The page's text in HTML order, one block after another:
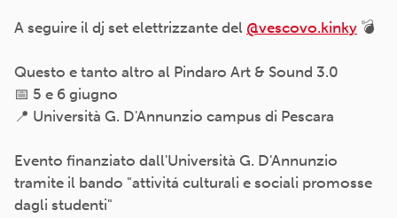
A seguire il dj set elettrizzante del @vescovo.kinky 💣
Questo e tanto altro al Pindaro Art & Sound 3.0
📅 5 e 6 giugno
📍 Università G. D'Annunzio campus di Pescara
Evento finanziato dall'Università G. D'Annunzio
tramite il bando "attivitá culturali e sociali promosse
dagli studenti"